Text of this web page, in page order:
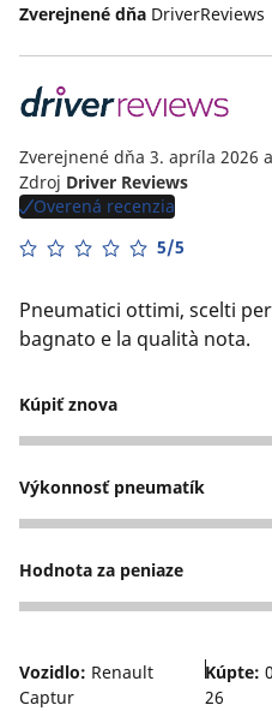
Zverejnené dňa DriverReviews
Zverejnené dňa 3. apríla 2026
Zdroj Driver Reviews
Overená recenzia
5/5
Pneumatici ottimi, scelti
bagnato e la qualità nota.
Kúpiť znova
5
Výkonnosť pneumatík
4
Hodnota za peniaze
4
Vozidlo: Renault
Captur
Kúpte:
26